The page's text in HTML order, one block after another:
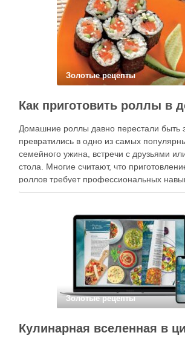
Золотые рецепты
Домашние роллы давно перестали быть
превратились в одно из самых
семейного ужина, встречи с друзьями
стола. Многие считают, что
роллов требует профессиональных
специального оборудования, однако на
кухне. Главное — …
Золотые рецепты